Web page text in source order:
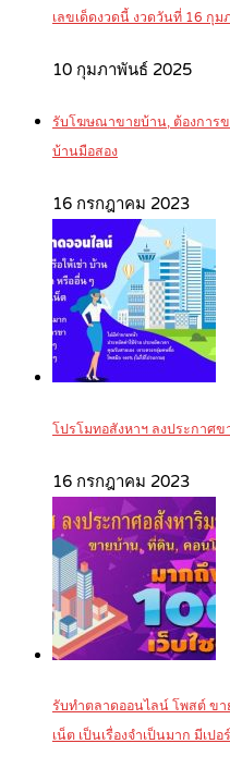
เลขเด็ดงวดนี้ งวดวันที่ 16 กุ
10 กุมภาพันธ์ 2025
รับโฆษณาขายบ้าน, ต้องการ
บ้านมือสอง
16 กรกฎาคม 2023
โปรโมทอสังหาฯ ลงประกาศ
16 กรกฎาคม 2023
รับทำตลาดออนไลน์ โพสต์ ข
เน็ต เป็นเรื่องจำเป็นมาก มีเป